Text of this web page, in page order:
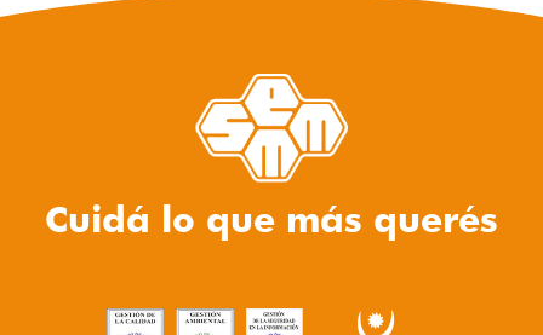
Cuidá lo que más querés